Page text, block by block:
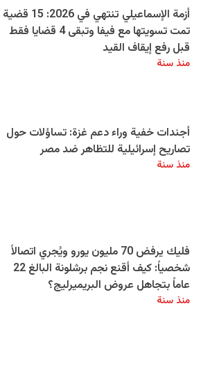
أزمة الإسماعيلي تنتهي في 2026: 15 قضية
تمت تسويتها مع فيفا وتبقى 4 قضايا فقط
قبل رفع إيقاف القيد
منذ سنة
أجندات خفية وراء دعم غزة: تساؤلات حول
تصاريح إسرائيلية للتظاهر ضد مصر
منذ سنة
فليك يرفض 70 مليون يورو ويُجري اتصالاً
شخصياً: كيف أقنع نجم برشلونة البالغ 22
عاماً بتجاهل عروض البريميرليج؟
منذ سنة